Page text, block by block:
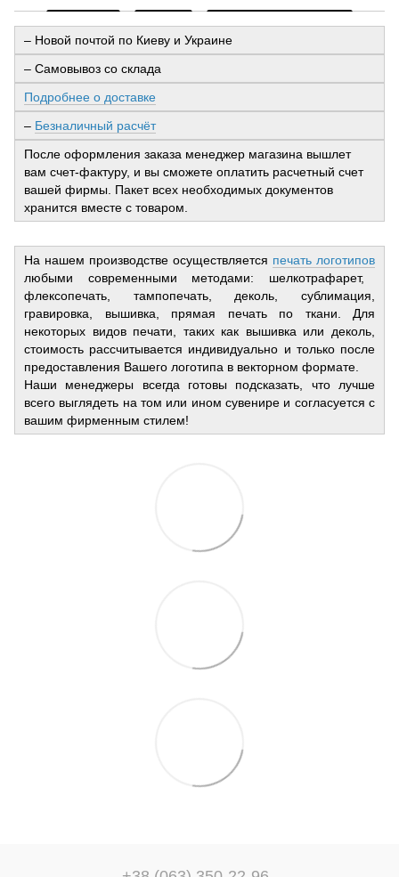
– Новой почтой по Киеву и Украине
– Самовывоз со склада
Подробнее о доставке
– Безналичный расчёт
После оформления заказа менеджер магазина вышлет
вам счет-фактуру, и вы сможете оплатить расчетный счет
вашей фирмы. Пакет всех необходимых документов
хранится вместе с товаром.
На нашем производстве осуществляется печать логотипов
любыми современными методами: шелкотрафарет,
флексопечать, тампопечать, деколь, сублимация,
гравировка, вышивка, прямая печать по ткани. Для
некоторых видов печати, таких как вышивка или деколь,
стоимость рассчитывается индивидуально и только после
предоставления Вашего логотипа в векторном формате.
Наши менеджеры всегда готовы подсказать, что лучше
всего выглядеть на том или ином сувенире и согласуется с
вашим фирменным стилем!